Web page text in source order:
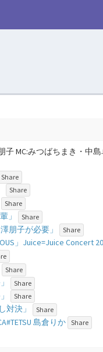
子 MC:みつばちまき・
Share
Share
Share
」 Share
朋子が必要」 Share
」Juice=Juice Concert
Share
Share
Share
対決」 Share
島倉りか Share